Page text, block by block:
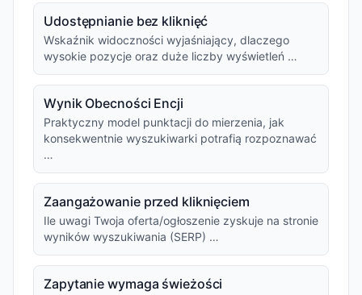
Udostępnianie bez kliknięć
Wskaźnik widoczności wyjaśniający, dlaczego
wysokie pozycje oraz duże liczby wyświetleń …
Wynik Obecności Encji
Praktyczny model punktacji do mierzenia, jak
konsekwentnie wyszukiwarki potrafią rozpoznawać
…
Zaangażowanie przed kliknięciem
Ile uwagi Twoja oferta/ogłoszenie zyskuje na stronie
wyników wyszukiwania (SERP) …
Zapytanie wymaga świeżości